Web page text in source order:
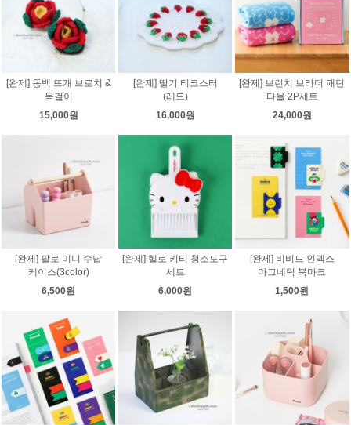
[완제] 동백 뜨개 브로치 &
목걸이
15,000원
[완제] 딸기 티코스터
(레드)
16,000원
[완제] 브런치 브라더 패턴
타올 2P세트
24,000원
[완제] 팔로 미니 수납
케이스(3color)
6,500원
[완제] 헬로 키티 청소도구
세트
6,000원
[완제] 비비드 인덱스
마그네틱 북마크
1,500원